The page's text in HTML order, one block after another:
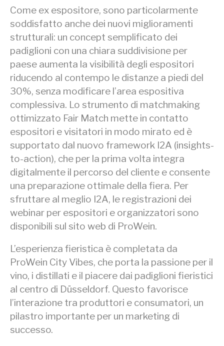
Come ex espositore, sono particolarmente
soddisfatto anche dei nuovi miglioramenti
strutturali: un concept semplificato dei
padiglioni con una chiara suddivisione per
paese aumenta la visibilità degli espositori
riducendo al contempo le distanze a piedi del
30%, senza modificare l’area espositiva
complessiva. Lo strumento di matchmaking
ottimizzato Fair Match mette in contatto
espositori e visitatori in modo mirato ed è
supportato dal nuovo framework I2A (insights-
to-action), che per la prima volta integra
digitalmente il percorso del cliente e consente
una preparazione ottimale della fiera. Per
sfruttare al meglio I2A, le registrazioni dei
webinar per espositori e organizzatori sono
disponibili sul sito web di ProWein.
L’esperienza fieristica è completata da
ProWein City Vibes, che porta la passione per il
vino, i distillati e il piacere dai padiglioni fieristici
al centro di Düsseldorf. Questo favorisce
l’interazione tra produttori e consumatori, un
pilastro importante per un marketing di
successo.